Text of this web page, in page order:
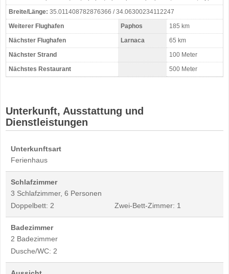
Breite/Länge: 35.011408782876366 / 34.06300234112247
Weiterer Flughafen
Paphos
185 km
Nächster Flughafen
Larnaca
65 km
Nächster Strand
100 Meter
Nächstes Restaurant
500 Meter
Unterkunft, Ausstattung und
Dienstleistungen
Unterkunftsart
Ferienhaus
Schlafzimmer
3 Schlafzimmer, 6 Personen
Doppelbett: 2
Zwei-Bett-Zimmer: 1
Badezimmer
2 Badezimmer
Dusche/WC: 2